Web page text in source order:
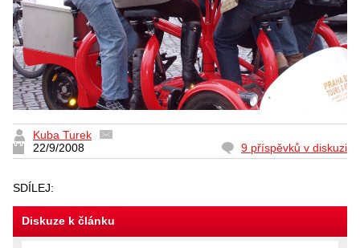
Kuba Turek
22/9/2008
9 příspěvků v diskuzi
SDÍLEJ:
Diskuze k článku